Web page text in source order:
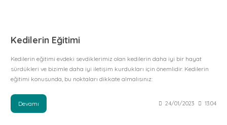
Kedilerin Eğitimi
Kedilerin eğitimi evdeki sevdiklerimiz olan kedilerin daha iyi bir hayat
sürdükleri ve bizimle daha iyi iletişim kurdukları için önemlidir. Kedilerin
eğitimi konusunda, bu noktaları dikkate almalısınız:
Devamı 24/01/2023 13:04